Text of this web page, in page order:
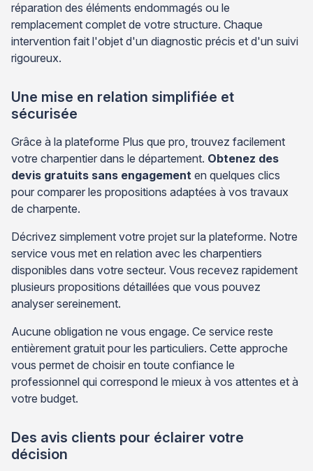
réparation des éléments endommagés ou le
remplacement complet de votre structure. Chaque
intervention fait l'objet d'un diagnostic précis et d'un suivi
rigoureux.
Une mise en relation simplifiée et
sécurisée
Grâce à la plateforme Plus que pro, trouvez facilement
votre charpentier dans le département. Obtenez des
devis gratuits sans engagement en quelques clics
pour comparer les propositions adaptées à vos travaux
de charpente.
Décrivez simplement votre projet sur la plateforme. Notre
service vous met en relation avec les charpentiers
disponibles dans votre secteur. Vous recevez rapidement
plusieurs propositions détaillées que vous pouvez
analyser sereinement.
Aucune obligation ne vous engage. Ce service reste
entièrement gratuit pour les particuliers. Cette approche
vous permet de choisir en toute confiance le
professionnel qui correspond le mieux à vos attentes et à
votre budget.
Des avis clients pour éclairer votre
décision